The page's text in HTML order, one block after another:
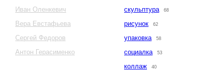
Иван Оленкевич
Вера Евстафьева
Сергей Федоров
Антон Герасименко
скульптура 68
рисунок 62
упаковка 58
социалка 53
коллаж 40